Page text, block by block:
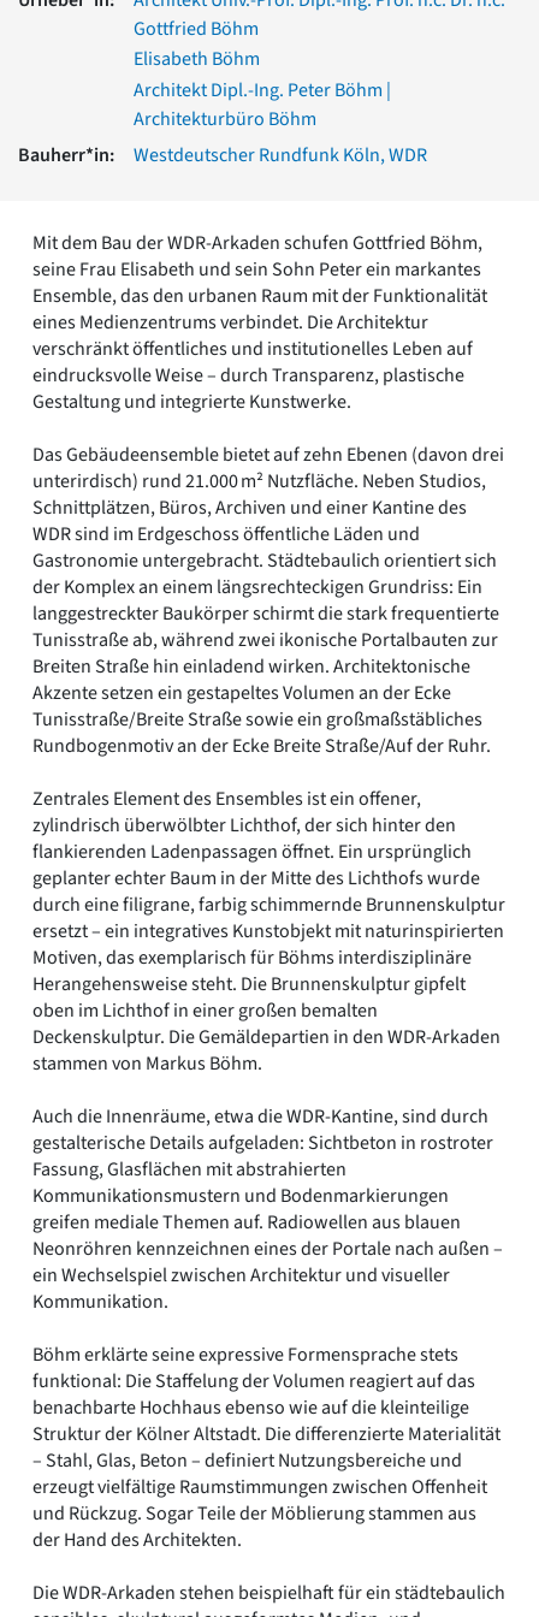
Vorromanik
Römische Antike
Über baukunst-nrw
Fachbeirat
Impressum
Datenschutz
Suchbegriff eingeben
Gottfried Böhm
Elisabeth Böhm
Architekt Dipl.-Ing. Peter Böhm |
Architekturbüro Böhm
Bauherr*in:
Westdeutscher Rundfunk Köln, WDR
Mit dem Bau der WDR-Arkaden schufen Gottfried Böhm,
seine Frau Elisabeth und sein Sohn Peter ein markantes
Ensemble, das den urbanen Raum mit der Funktionalität
eines Medienzentrums verbindet. Die Architektur
verschränkt öffentliches und institutionelles Leben auf
eindrucksvolle Weise – durch Transparenz, plastische
Gestaltung und integrierte Kunstwerke.
Das Gebäudeensemble bietet auf zehn Ebenen (davon drei
unterirdisch) rund 21.000 m² Nutzfläche. Neben Studios,
Schnittplätzen, Büros, Archiven und einer Kantine des
WDR sind im Erdgeschoss öffentliche Läden und
Gastronomie untergebracht. Städtebaulich orientiert sich
der Komplex an einem längsrechteckigen Grundriss: Ein
langgestreckter Baukörper schirmt die stark frequentierte
Tunisstraße ab, während zwei ikonische Portalbauten zur
Breiten Straße hin einladend wirken. Architektonische
Akzente setzen ein gestapeltes Volumen an der Ecke
Tunisstraße/Breite Straße sowie ein großmaßstäbliches
Rundbogenmotiv an der Ecke Breite Straße/Auf der Ruhr.
Zentrales Element des Ensembles ist ein offener,
zylindrisch überwölbter Lichthof, der sich hinter den
flankierenden Ladenpassagen öffnet. Ein ursprünglich
geplanter echter Baum in der Mitte des Lichthofs wurde
durch eine filigrane, farbig schimmernde Brunnenskulptur
ersetzt – ein integratives Kunstobjekt mit naturinspirierten
Motiven, das exemplarisch für Böhms interdisziplinäre
Herangehensweise steht. Die Brunnenskulptur gipfelt
oben im Lichthof in einer großen bemalten
Deckenskulptur. Die Gemäldepartien in den WDR-Arkaden
stammen von Markus Böhm.
Auch die Innenräume, etwa die WDR-Kantine, sind durch
gestalterische Details aufgeladen: Sichtbeton in rostroter
Fassung, Glasflächen mit abstrahierten
Kommunikationsmustern und Bodenmarkierungen
greifen mediale Themen auf. Radiowellen aus blauen
Neonröhren kennzeichnen eines der Portale nach außen –
ein Wechselspiel zwischen Architektur und visueller
Kommunikation.
Böhm erklärte seine expressive Formensprache stets
funktional: Die Staffelung der Volumen reagiert auf das
benachbarte Hochhaus ebenso wie auf die kleinteilige
Struktur der Kölner Altstadt. Die differenzierte Materialität
– Stahl, Glas, Beton – definiert Nutzungsbereiche und
erzeugt vielfältige Raumstimmungen zwischen Offenheit
und Rückzug. Sogar Teile der Möblierung stammen aus
der Hand des Architekten.
Die WDR-Arkaden stehen beispielhaft für ein städtebaulich